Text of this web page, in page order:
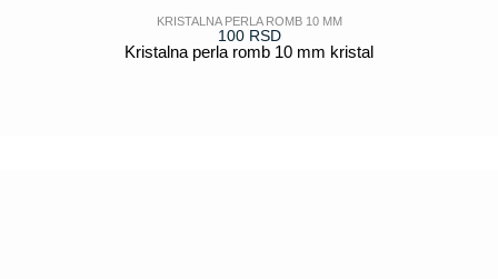
KRISTALNA PERLA ROMB 10 MM
100 RSD
Kristalna perla romb 10 mm kristal